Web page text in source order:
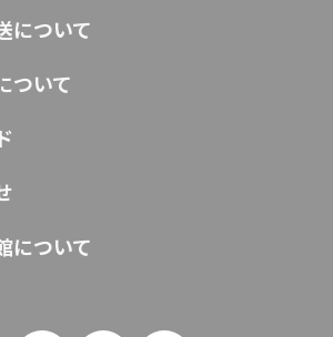
について
ついて
について